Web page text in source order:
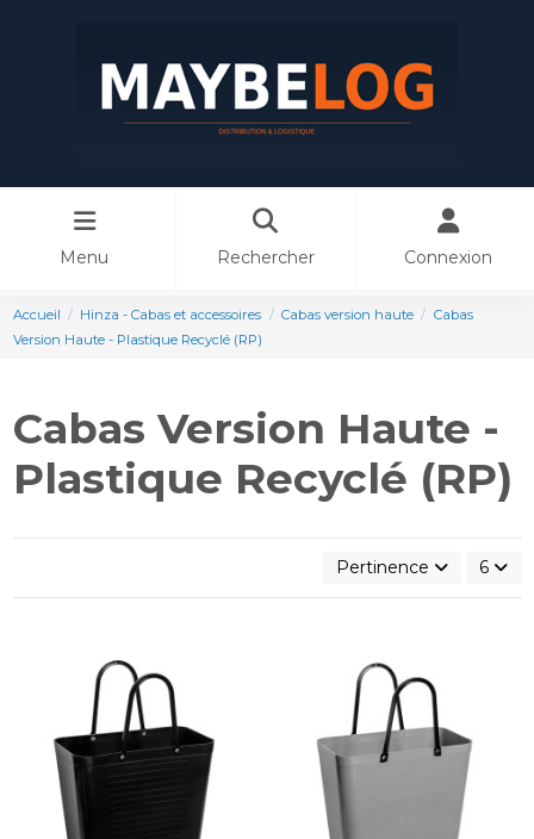
Menu Rechercher Connexion
Accueil Hinza - Cabas et accessoires Cabas version haute
Cabas
Version Haute - Plastique Recyclé (RP)
Cabas Version Haute -
Plastique Recyclé (RP)
Pertinence 6